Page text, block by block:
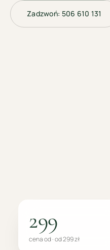
Zadzwoń: 506 610 131
299
cena od · od 299 zł